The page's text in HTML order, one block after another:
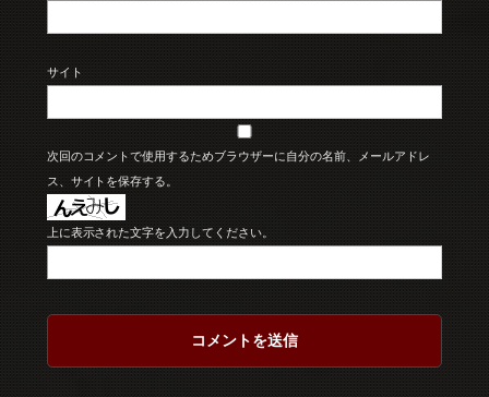
サイト
次回のコメントで使用するためブラウザーに自分の名前、メールアドレ
ス、サイトを保存する。
上に表示された文字を入力してください。